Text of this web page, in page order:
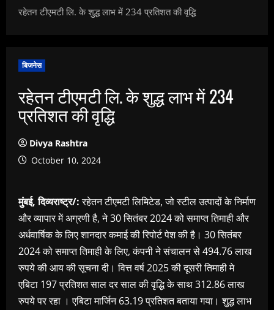
रहेतन टीएमटी लि. के शुद्ध लाभ में 234 प्रतिशत की वृद्धि
बिजनेस
रहेतन टीएमटी लि. के शुद्ध लाभ में 234
प्रतिशत की वृद्धि
Divya Rashtra
October 10, 2024
मुंबई, दिव्यराष्ट्र/:रहेतन टीएमटी लिमिटेड, जो स्टील उत्पादों के निर्माण
और व्यापार में अग्रणी है, ने 30 सितंबर 2024 को समाप्त तिमाही और
अर्धवार्षिक के लिए शानदार कमाई की रिपोर्ट पेश की है। 30 सितंबर
2024 को समाप्त तिमाही के लिए, कंपनी ने संचालन से 494.76 लाख
रुपये की आय की सूचना दी। वित्त वर्ष 2025 की दूसरी तिमाही मे
एबिटा 197 प्रतिशत साल दर साल की वृद्धि के साथ 312.86 लाख
रुपये पर रहा । एबिटा मार्जिन 63.19 प्रतिशत बताया गया। शुद्ध लाभ